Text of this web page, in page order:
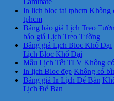
Laminate
In lịch bloc tại tphcm Không
tphcm
Bảng báo giá Lịch Treo
báo giá Lịch Treo Tường
Bảng giá Lịch Bloc Khổ Đại
Lịch Bloc Khổ Đại
Mẫu Lịch Tết TLV Không
In lịch Bloc đẹp Không có
Bảng giá In Lịch Để Bàn
Lịch Để Bàn